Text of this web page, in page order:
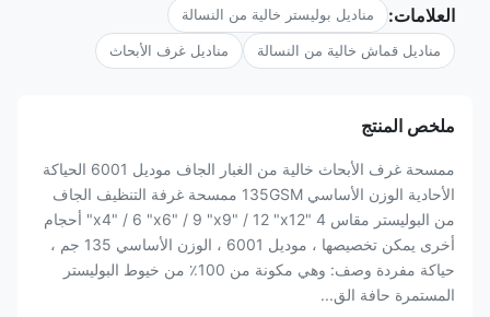
العلامات: مناديل بوليستر خالية من النسالة
مناديل قماش خالية من النسالة مناديل غرف الأبحاث
ملخص المنتج
ممسحة غرف الأبحاث خالية من الغبار الجاف موديل 6001 الحياكة
الأحادية الوزن الأساسي 135GSM ممسحة غرفة التنظيف الجاف
من البوليستر مقاس 4 "x4" / 6 "x6" / 9 "x9" / 12 "x12" أحجام
أخرى يمكن تخصيصها ، موديل 6001 ، الوزن الأساسي 135 جم ،
حياكة مفردة وصف: وهي مكونة من 100٪ من خيوط البوليستر
المستمرة حافة الق...